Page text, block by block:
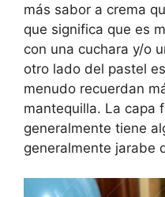
más sabor a crema
que significa que es
con una cuchara y/o
otro lado del pastel
menudo recuerdan
mantequilla. La capa
generalmente tiene
generalmente jarabe